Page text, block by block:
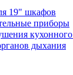
19" шкафов
приборы
кухонного
дыхания